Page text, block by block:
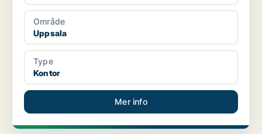
Område
Uppsala
Type
Kontor
Mer info